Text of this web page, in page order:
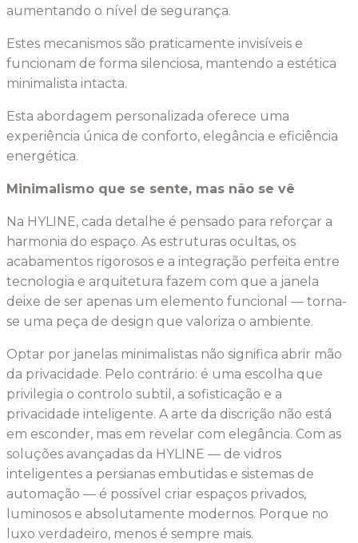
aumentando o nível de segurança.
Estes mecanismos são praticamente invisíveis e
funcionam de forma silenciosa, mantendo a estética
minimalista intacta.
Esta abordagem personalizada oferece uma
experiência única de conforto, elegância e eficiência
energética.
Minimalismo que se sente, mas não se vê
Na HYLINE, cada detalhe é pensado para reforçar a
harmonia do espaço. As estruturas ocultas, os
acabamentos rigorosos e a integração perfeita entre
tecnologia e arquitetura fazem com que a janela
deixe de ser apenas um elemento funcional — torna-
se uma peça de design que valoriza o ambiente.
Optar por janelas minimalistas não significa abrir mão
da privacidade. Pelo contrário: é uma escolha que
privilegia o controlo subtil, a sofisticação e a
privacidade inteligente. A arte da discrição não está
em esconder, mas em revelar com elegância. Com as
soluções avançadas da HYLINE — de vidros
inteligentes a persianas embutidas e sistemas de
automação — é possível criar espaços privados,
luminosos e absolutamente modernos. Porque no
luxo verdadeiro, menos é sempre mais.